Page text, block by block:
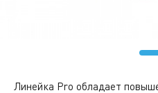
Линейка Pro обладает